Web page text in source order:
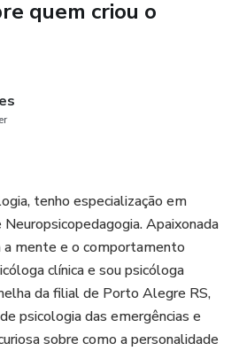
quem criou o
tenho especialização em
Apaixonada
a mente e o comportamento
clínica e sou psicóloga
da filial de Porto Alegre RS,
psicologia das emergências e
sobre como a personalidade